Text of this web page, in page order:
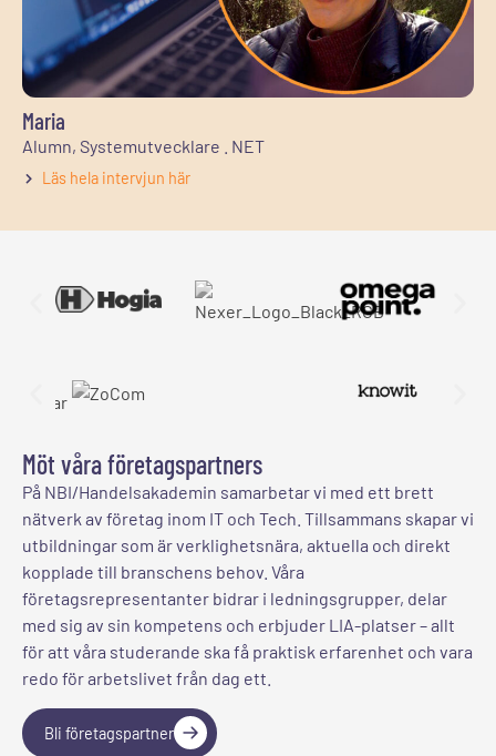
Maria
Alumn, Systemutvecklare . NET
Läs hela intervjun här
Möt våra företagspartners
På NBI/Handelsakademin samarbetar vi med ett brett
nätverk av företag inom IT och Tech. Tillsammans skapar vi
utbildningar som är verklighetsnära, aktuella och direkt
kopplade till branschens behov. Våra
företagsrepresentanter bidrar i ledningsgrupper, delar
med sig av sin kompetens och erbjuder LIA-platser – allt
för att våra studerande ska få praktisk erfarenhet och vara
redo för arbetslivet från dag ett.
Bli företagspartner